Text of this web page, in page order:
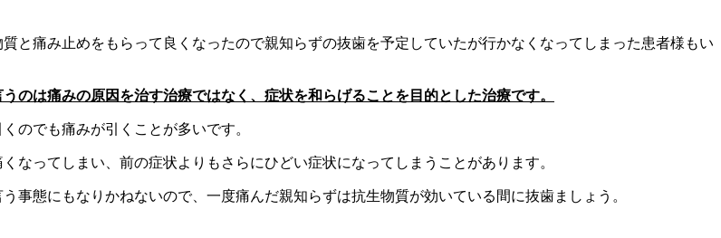
と痛み止めをもらって良くなったので親知らずの抜歯を予定していたが行かなくなってしまった患者様もい
は痛みの原因を治す治療ではなく、症状を和らげることを目的とした治療です。
のでも痛みが引くことが多いです。
なってしまい、前の症状よりもさらにひどい症状になってしまうことがあります。
態にもなりかねないので、一度痛んだ親知らずは抗生物質が効いている間に抜歯ましょう。